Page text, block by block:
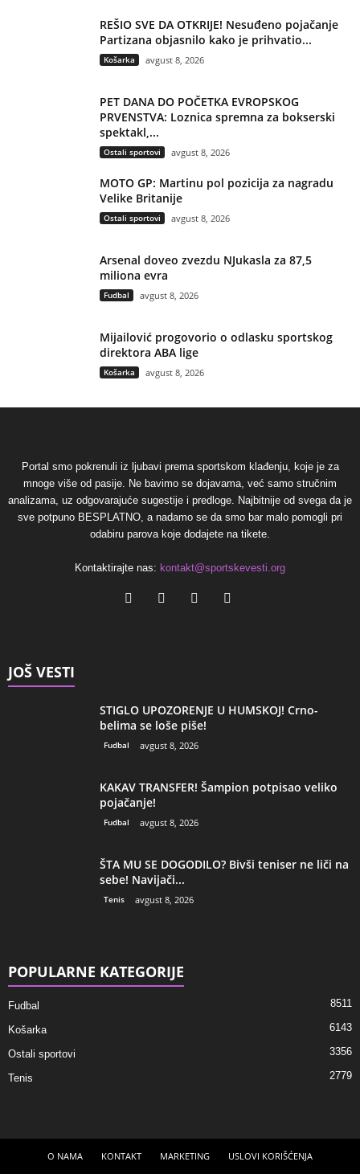
REŠIO SVE DA OTKRIJE! Nesuđeno pojačanje
Partizana objasnilo kako je prihvatio...
Košarka avgust 8, 2026
PET DANA DO POČETKA EVROPSKOG
PRVENSTVA: Loznica spremna za bokserski
spektakl,...
Ostali sportovi avgust 8, 2026
MOTO GP: Martinu pol pozicija za nagradu
Velike Britanije
Ostali sportovi avgust 8, 2026
Arsenal doveo zvezdu NJukasla za 87,5
miliona evra
Fudbal avgust 8, 2026
Mijailović progovorio o odlasku sportskog
direktora ABA lige
Košarka avgust 8, 2026
Portal smo pokrenuli iz ljubavi prema sportskom klađenju, koje je za
mnoge više od pasije. Ne bavimo se dojavama, već samo stručnim
analizama, uz odgovarajuće sugestije i predloge. Najbitnije od svega da je
sve potpuno BESPLATNO, a nadamo se da smo bar malo pomogli pri
odabiru parova koje dodajete na tikete.
Kontaktirajte nas: kontakt@sportskevesti.org
JOŠ VESTI
STIGLO UPOZORENJE U HUMSKOJ! Crno-
belima se loše piše!
Fudbal avgust 8, 2026
KAKAV TRANSFER! Šampion potpisao veliko
pojačanje!
Fudbal avgust 8, 2026
ŠTA MU SE DOGODILO? Bivši teniser ne liči na
sebe! Navijači...
Tenis avgust 8, 2026
POPULARNE KATEGORIJE
Fudbal 8511
Košarka 6143
Ostali sportovi 3356
Tenis 2779
O NAMA KONTAKT MARKETING USLOVI KORIŠĆENJA